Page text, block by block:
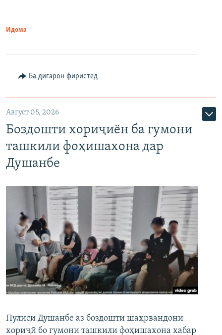
Идома
Ба дигарон фиристед
Август 05, 2026
Боздошти хориҷиён ба гумони
ташкили фоҳишахона дар
Душанбе
Пулиси Душанбе аз боздошти шаҳрвандони
хориҷӣ бо гумони ташкили фоҳишахона хабар